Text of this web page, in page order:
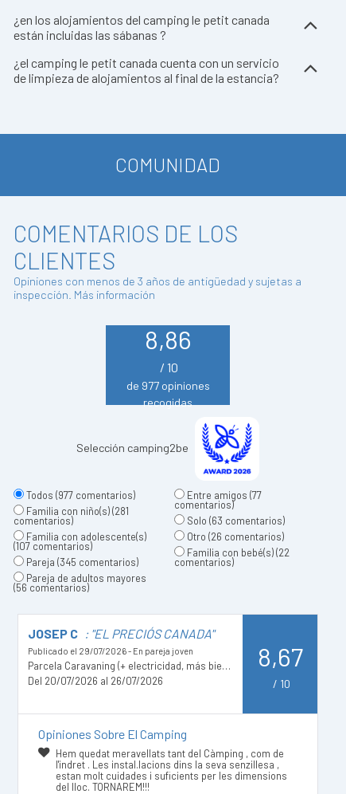
¿en los alojamientos del camping le petit canada
están incluidas las sábanas ?
¿el camping le petit canada cuenta con un servicio
de limpieza de alojamientos al final de la estancia?
COMUNIDAD
COMENTARIOS DE LOS
CLIENTES
Opiniones con menos de 3 años de antigüedad y sujetas a
inspección. Más información
8,86
/ 10
de 977 opiniones
recogidas
Selección camping2be
Todos (977 comentarios)
Familia con niño(s)(281
comentarios)
Familia con adolescente(s)
(107 comentarios)
Pareja (345 comentarios)
Pareja de adultos mayores
(56 comentarios)
Entre amigos (77
comentarios)
Solo (63 comentarios)
Otro (26 comentarios)
Familia con bebé(s)(22
comentarios)
JOSEP C : "EL PRECIÓS CANADA"
Publicado el 29/07/2026 - En pareja joven
Parcela Caravaning (+ electricidad, más bien reservado para autocaravanas y caravanas)
Del 20/07/2026 al 26/07/2026
8,67
/ 10
Opiniones Sobre El Camping
Hem quedat meravellats tant del Càmping , com de
l'indret . Les instal.lacions dins la seva senzillesa ,
estan molt cuidades i suficients per les dimensions
del lloc. TORNAREM!!!